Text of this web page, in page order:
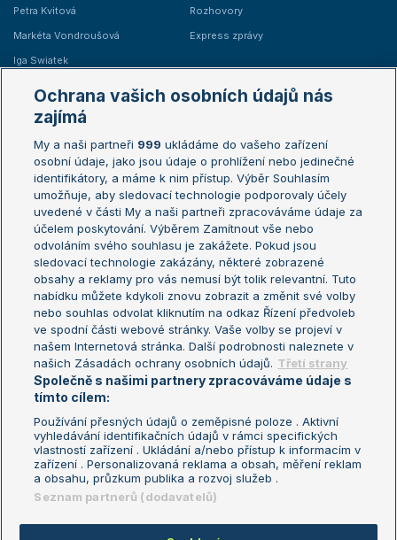
Petra Kvitová
Markéta Vondroušová
Iga Swiatek
Rozhovory
Express zprávy
Žebříčky
Žebříček ATP (muži)
Žebříček WTA (ženy)
Sázkařský žebříček
Australian Open
French Open
Wimbledon
US Open
Turnaj mistrů
Turnaj mistryň
Aktualní trendy
Fotbalové přestupy
Livesport Daily
LS Prague Open
Podmínky užití
Nastavení soukromí
GDPR a žurnalistika
Reklama
Kontakt
Informace o zpracování osobních
údajů
Ochrana vašich osobních údajů nás
zajímá
My a naši partneři 999 ukládáme do vašeho zařízení
osobní údaje, jako jsou údaje o prohlížení nebo jedinečné
identifikátory, a máme k nim přístup. Výběr Souhlasím
umožňuje, aby sledovací technologie podporovaly účely
uvedené v části My a naši partneři zpracováváme údaje za
účelem poskytování. Výběrem Zamítnout vše nebo
odvoláním svého souhlasu je zakážete. Pokud jsou
sledovací technologie zakázány, některé zobrazené
obsahy a reklamy pro vás nemusí být tolik relevantní. Tuto
nabídku můžete kdykoli znovu zobrazit a změnit své volby
nebo souhlas odvolat kliknutím na odkaz Řízení předvoleb
ve spodní části webové stránky. Vaše volby se projeví v
našem Internetová stránka. Další podrobnosti naleznete v
našich Zásadách ochrany osobních údajů. Třetí strany
Společně s našimi partnery zpracováváme údaje s
tímto cílem:
Používání přesných údajů o zeměpisné poloze . Aktivní
vyhledávání identifikačních údajů v rámci specifických
vlastností zařízení . Ukládání a/nebo přístup k informacím v
zařízení . Personalizovaná reklama a obsah, měření reklam
a obsahu, průzkum publika a rozvoj služeb .
Seznam partnerů (dodavatelů)